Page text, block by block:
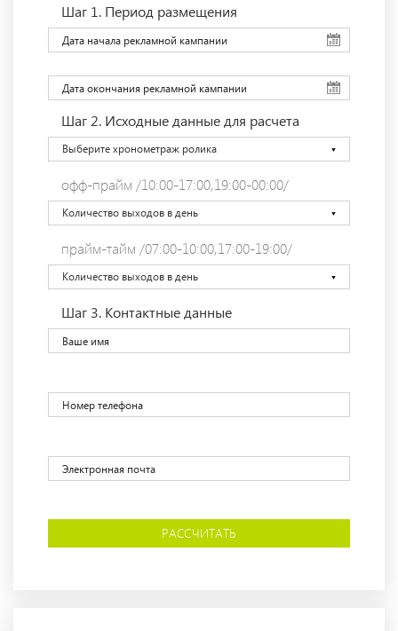
Шаг 1.Период размещения
Шаг 2.Исходные данные для расчета
Выберите хронометраж ролика
офф-прайм /10:00-17:00,19:00-00:00/
Количество выходов в день
прайм-тайм /07:00-10:00,17:00-19:00/
Количество выходов в день
Шаг 3.Контактные данные
РАССЧИТАТЬ